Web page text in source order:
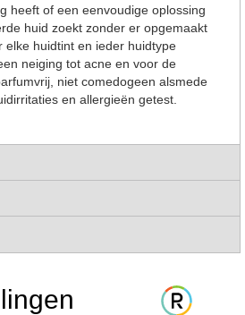
heeft of een eenvoudige oplossing
huid zoekt zonder er opgemaakt
elke huidtint en ieder huidtype
neiging tot acne en voor de
niet comedogeen alsmede
en allergieën getest.